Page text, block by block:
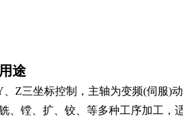
途
Z三坐标控制，主轴为变频(伺服)
、镗、扩、铰、等多种工序加工